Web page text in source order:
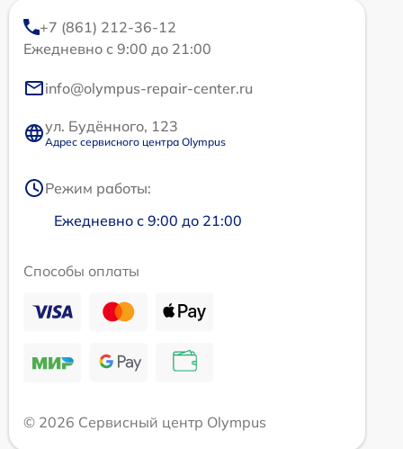
+7 (861) 212-36-12
Ежедневно с 9:00 до 21:00
info@olympus-repair-center.ru
ул. Будённого, 123
Адрес сервисного центра Olympus
Режим работы:
Ежедневно с 9:00 до 21:00
Способы оплаты
© 2026 Сервисный центр Olympus